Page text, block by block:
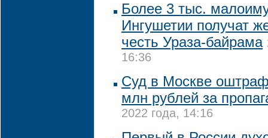
Более 3 тыс.
Ингушетии получат
честь Ураза-байрама
16:36
Суд в Москве
млн рублей за
2022 года, 14:16